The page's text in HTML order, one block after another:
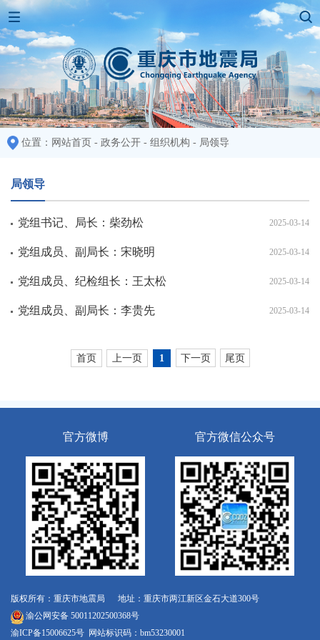
位置： 网站首页 - 政务公开 - 组织机构 - 局领导
局领导
党组书记、局长：柴劲松 2025-03-14
党组成员、副局长：宋晓明 2025-03-14
党组成员、纪检组长：王太松 2025-03-14
党组成员、副局长：李贵先 2025-03-14
首页 上一页 1 下一页 尾页
官方微博 官方微信公众号
版权所有：重庆市地震局 地址：重庆市两江新区金石大道300号
渝公网安备 50011202500368号
渝ICP备15006625号 网站标识码：bm53230001